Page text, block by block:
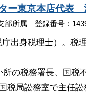
ー東京本店代表
部所属｜登録番号：
庁出身税理士）。税
所の税務署長、国税
税局訟務室で主任